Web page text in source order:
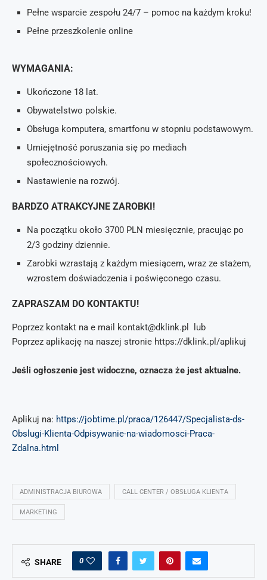
Pełne wsparcie zespołu 24/7 – pomoc na każdym kroku!
Pełne przeszkolenie online
WYMAGANIA:
Ukończone 18 lat.
Obywatelstwo polskie.
Obsługa komputera, smartfonu w stopniu podstawowym.
Umiejętność poruszania się po mediach
społecznościowych.
Nastawienie na rozwój.
BARDZO ATRAKCYJNE ZAROBKI!
Na początku około 3700 PLN miesięcznie, pracując po
2/3 godziny dziennie.
Zarobki wzrastają z każdym miesiącem, wraz ze stażem,
wzrostem doświadczenia i poświęconego czasu.
ZAPRASZAM DO KONTAKTU!
Poprzez kontakt na e mail kontakt@dklink.pl lub
Poprzez aplikację na naszej stronie https://dklink.pl/aplikuj
Jeśli ogłoszenie jest widoczne, oznacza że jest aktualne.
Aplikuj na: https://jobtime.pl/praca/126447/Specjalista-ds-
Obslugi-Klienta-Odpisywanie-na-wiadomosci-Praca-
Zdalna.html
ADMINISTRACJA BIUROWA CALL CENTER / OBSŁUGA KLIENTA
MARKETING
SHARE 0